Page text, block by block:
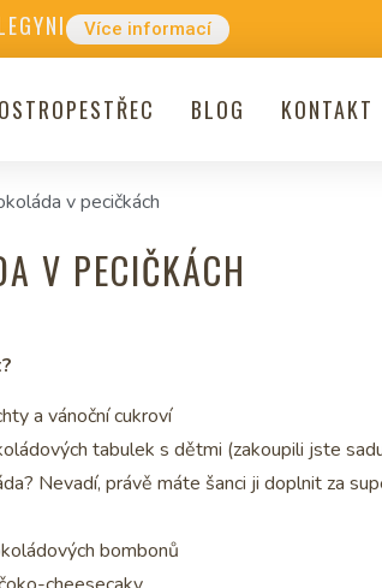
Více informací
OSTROPESTŘEC BLOG KONTAKT
v pecičkách
V PECIČKÁCH
a vánoční cukroví
tabulek s dětmi (zakoupili jste
Nevadí, právě máte šanci ji doplnit za
bombonů